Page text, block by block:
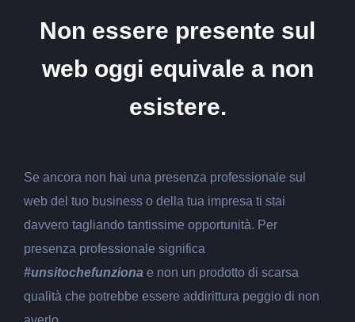
Non essere presente sul
web oggi equivale a non
esistere.
Se ancora non hai una presenza professionale sul
web del tuo business o della tua impresa ti stai
davvero tagliando tantissime opportunità. Per
presenza professionale significa
#unsitochefunziona e non un prodotto di scarsa
qualità che potrebbe essere addirittura peggio di non